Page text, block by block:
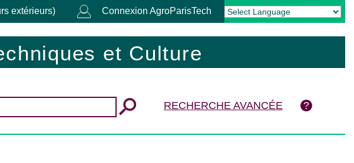
extérieurs) Connexion AgroParisTech
Powered by Translate
et Culture
RECHERCHE AVANCÉE